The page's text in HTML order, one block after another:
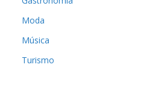
Moda
Música
Turismo